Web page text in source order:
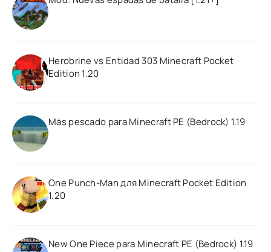
Herobrine vs Entidad 303 Minecraft Pocket
Edition 1.20
Más pescado para Minecraft PE (Bedrock) 1.19
One Punch-Man для Minecraft Pocket Edition
1.20
New One Piece para Minecraft PE (Bedrock) 1.19